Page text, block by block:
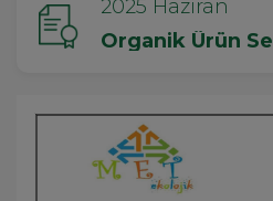
2025 Haziran
Organik Ürün